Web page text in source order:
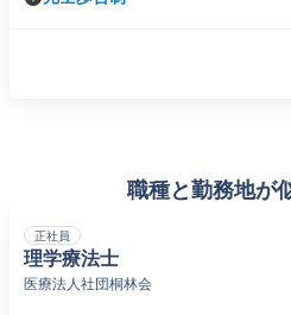
職種と勤務地が
正社員
理学療法士
医療法人社団桐林会